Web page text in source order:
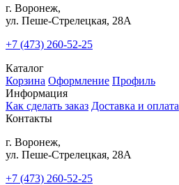
г. Воронеж,
ул. Пеше-Cтрелецкая, 28А
+7 (473) 260-52-25
Каталог
Корзина Оформление Профиль
Информация
Как сделать заказ Доставка и оплата
Контакты
г. Воронеж,
ул. Пеше-Cтрелецкая, 28А
+7 (473) 260-52-25